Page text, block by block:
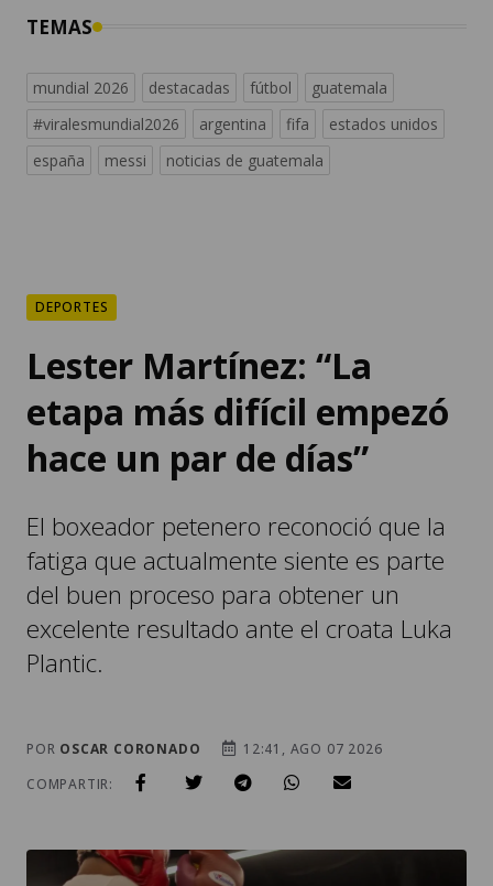
TEMAS
mundial 2026 destacadas fútbol
guatemala
#viralesmundial2026
argentina fifa
estados unidos
españa
messi noticias de guatemala
DEPORTES
Lester Martínez: “La
etapa más difícil empezó
hace un par de días”
El boxeador petenero reconoció que la
fatiga que actualmente siente es parte
del buen proceso para obtener un
excelente resultado ante el croata Luka
Plantic.
POR OSCAR CORONADO
12:41, AGO 07 2026
COMPARTIR: